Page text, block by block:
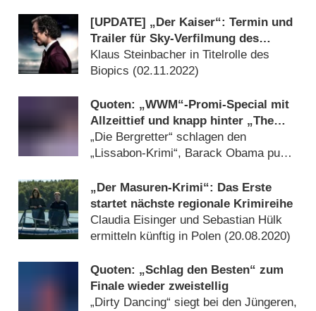
[UPDATE] „Der Kaiser“: Termin und
Trailer für Sky-Verfilmung des
Lebens von Franz Beckenbauer
Klaus Steinbacher in Titelrolle des
Biopics (02.11.2022)
Quoten: „WWM“-Promi-Special mit
Allzeittief und knapp hinter „The
Voice of Germany“
„Die Bergretter“ schlagen den
„Lissabon-Krimi“, Barack Obama pusht
„Der Masuren-Krimi“: Das Erste
startet nächste regionale Krimireihe
Claudia Eisinger und Sebastian Hülk
ermitteln künftig in Polen (20.08.2020)
Quoten: „Schlag den Besten“ zum
Finale wieder zweistellig
„Dirty Dancing“ siegt bei den Jüngeren,